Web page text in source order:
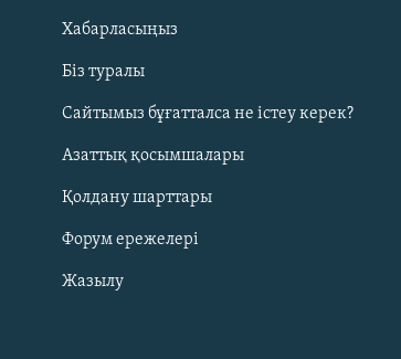
Русский
ЖАЗЫЛЫҢЫЗ
Хабарласыңыз
Біз туралы
Сайтымыз бұғатталса не істеу керек?
Азаттық қосымшалары
Қолдану шарттары
Форум ережелері
Жазылу